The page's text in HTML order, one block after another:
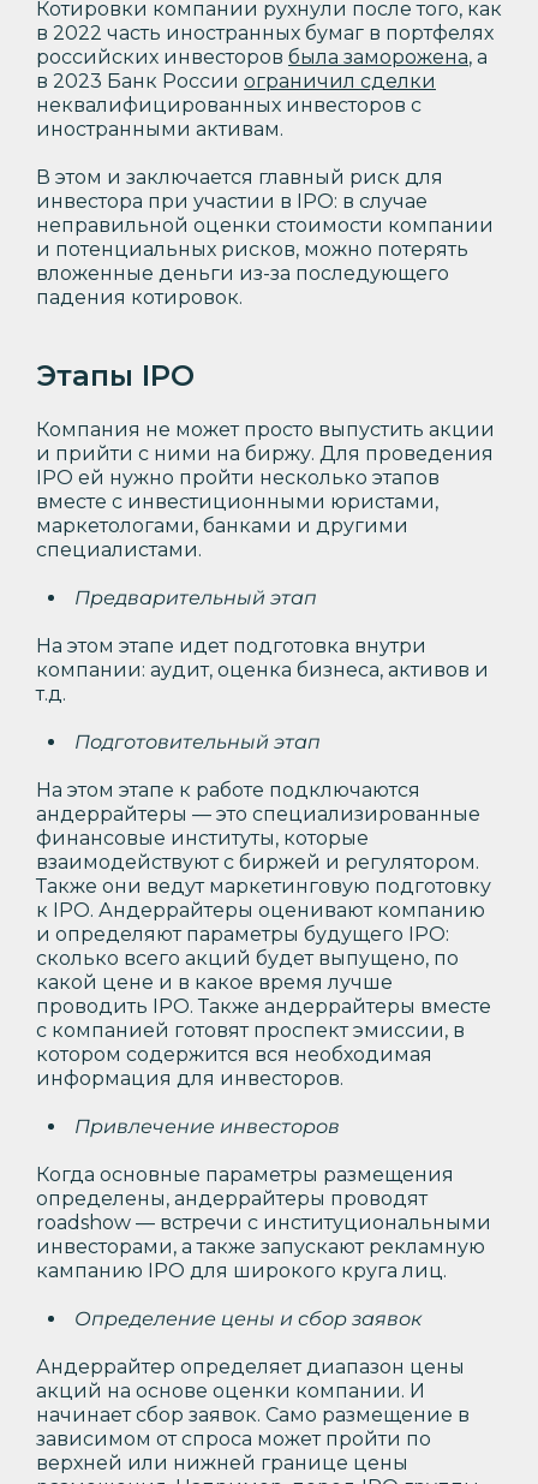
Котировки компании рухнули после того, как
в 2022 часть иностранных бумаг в портфелях
российских инвесторов была заморожена, а
в 2023 Банк России ограничил сделки
неквалифицированных инвесторов с
иностранными активам.
В этом и заключается главный риск для
инвестора при участии в IPO: в случае
неправильной оценки стоимости компании
и потенциальных рисков, можно потерять
вложенные деньги из-за последующего
падения котировок.
Этапы IPO
Компания не может просто выпустить акции
и прийти с ними на биржу. Для проведения
IPO ей нужно пройти несколько этапов
вместе с инвестиционными юристами,
маркетологами, банками и другими
специалистами.
Предварительный этап
На этом этапе идет подготовка внутри
компании: аудит, оценка бизнеса, активов и
т.д.
Подготовительный этап
На этом этапе к работе подключаются
андеррайтеры — это специализированные
финансовые институты, которые
взаимодействуют с биржей и регулятором.
Также они ведут маркетинговую подготовку
к IPO. Андеррайтеры оценивают компанию
и определяют параметры будущего IPO:
сколько всего акций будет выпущено, по
какой цене и в какое время лучше
проводить IPO. Также андеррайтеры вместе
с компанией готовят проспект эмиссии, в
котором содержится вся необходимая
информация для инвесторов.
Привлечение инвесторов
Когда основные параметры размещения
определены, андеррайтеры проводят
roadshow — встречи с институциональными
инвесторами, а также запускают рекламную
кампанию IPO для широкого круга лиц.
Определение цены и сбор заявок
Андеррайтер определяет диапазон цены
акций на основе оценки компании. И
начинает сбор заявок. Само размещение в
зависимом от спроса может пройти по
верхней или нижней границе цены